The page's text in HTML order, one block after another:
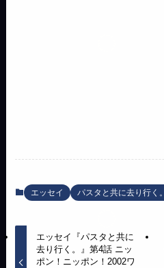
エッセイ パスタと共に去り行く。
エッセイ『パスタと共に
去り行く。』第4話 ニッ
ポン！ニッポン！2002ワ